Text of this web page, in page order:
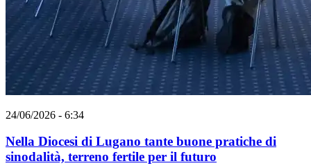
24/06/2026 - 6:34
Nella Diocesi di Lugano tante buone pratiche di
sinodalità, terreno fertile per il futuro